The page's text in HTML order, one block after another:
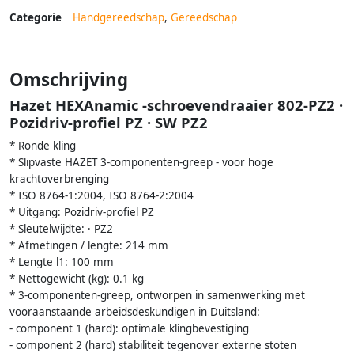
Categorie Handgereedschap, Gereedschap
Omschrijving
Hazet HEXAnamic -schroevendraaier 802-PZ2 ·
Pozidriv-profiel PZ · SW PZ2
* Ronde kling
* Slipvaste HAZET 3-componenten-greep - voor hoge
krachtoverbrenging
* ISO 8764-1:2004, ISO 8764-2:2004
* Uitgang: Pozidriv-profiel PZ
* Sleutelwijdte: · PZ2
* Afmetingen / lengte: 214 mm
* Lengte l1: 100 mm
* Nettogewicht (kg): 0.1 kg
* 3-componenten-greep, ontworpen in samenwerking met
vooraanstaande arbeidsdeskundigen in Duitsland:
- component 1 (hard): optimale klingbevestiging
- component 2 (hard) stabiliteit tegenover externe stoten